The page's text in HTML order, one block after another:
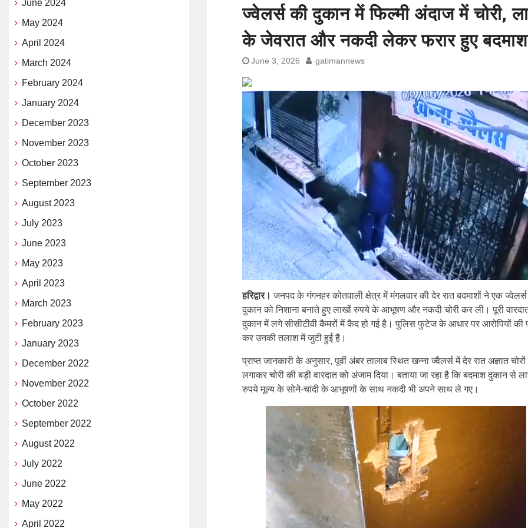
ज्वेलर्स की दुकान में फिल्मी अंदाज में चोरी,
के जेवरात और नकदी लेकर फरार हुए बदमाश
June 3, 2026 gatimannews
हरिद्वार।जनपद के गंगनहर कोतवाली क्षेत्र में मंगलवार की देर रात बदमाशों ने एक
दुकान को निशाना बनाते हुए लाखों रुपये के आभूषण और नकदी चोरी कर ली। पूरी
दुकान में लगे सीसीटीवी कैमरों में कैद हो गई है। पुलिस फुटेज के आधार पर आरोपियों की
कर उनकी तलाश में जुटी हुई है।
प्राप्त जानकारी के अनुसार, पूर्वी अंबर तालाब स्थित खन्ना ज्वैलर्स में देर रात अज्ञात
लगाकर चोरी की बड़ी वारदात को अंजाम दिया। बताया जा रहा है कि बदमाश दुकान से
रुपये मूल्य के सोने-चांदी के आभूषणों के साथ नकदी भी अपने साथ ले गए।
June 2024
May 2024
April 2024
March 2024
February 2024
January 2024
December 2023
November 2023
October 2023
September 2023
August 2023
July 2023
June 2023
May 2023
April 2023
March 2023
February 2023
January 2023
December 2022
November 2022
October 2022
September 2022
August 2022
July 2022
June 2022
May 2022
April 2022